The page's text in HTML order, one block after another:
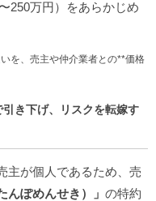
250万円）をあらかじめ
を、売主や仲介業者との**価格
き下げ、リスクを転嫁す
主が個人であるため、売
んぽめんせき）」 の特約